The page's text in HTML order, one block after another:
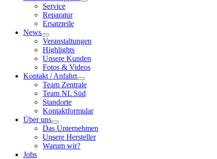
Service
Reparatur
Ersatzteile
News
Veranstaltungen
Highlights
Unsere Kunden
Fotos & Videos
Kontakt / Anfahrt
Team Zentrale
Team NL Süd
Standorte
Kontaktformular
Über uns
Das Unternehmen
Unsere Hersteller
Warum wir?
Jobs